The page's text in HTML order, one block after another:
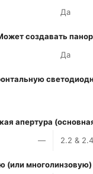
Да
создавать
Да
апертура
—
2.2 &
(или